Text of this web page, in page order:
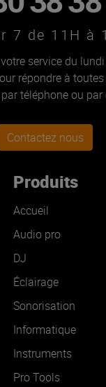
7 de 11H à
service du
répondre à
téléphone ou par
Contactez nous
Produits
Accueil
Audio pro
DJ
Éclairage
Sonorisation
Informatique
Instruments
Pro Tools